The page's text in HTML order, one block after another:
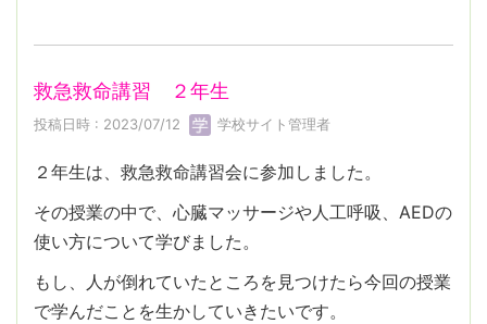
救急救命講習 ２年生
投稿日時 : 2023/07/12 学校サイト管理者
２年生は、救急救命講習会に参加しました。
その授業の中で、心臓マッサージや人工呼吸、AEDの
使い方について学びました。
もし、人が倒れていたところを見つけたら今回の授業
で学んだことを生かしていきたいです。